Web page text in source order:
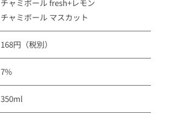
チャミボール fresh+レモン
チャミボール マスカット
168円（税別）
7%
350ml